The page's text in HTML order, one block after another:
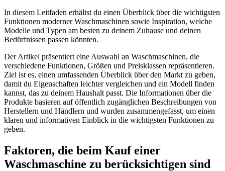
In diesem Leitfaden erhältst du einen Überblick über die wichtigsten
Funktionen moderner Waschmaschinen sowie Inspiration, welche
Modelle und Typen am besten zu deinem Zuhause und deinen
Bedürfnissen passen könnten.
Der Artikel präsentiert eine Auswahl an Waschmaschinen, die
verschiedene Funktionen, Größen und Preisklassen repräsentieren.
Ziel ist es, einen umfassenden Überblick über den Markt zu geben,
damit du Eigenschaften leichter vergleichen und ein Modell finden
kannst, das zu deinem Haushalt passt. Die Informationen über die
Produkte basieren auf öffentlich zugänglichen Beschreibungen von
Herstellern und Händlern und wurden zusammengefasst, um einen
klaren und informativen Einblick in die wichtigsten Funktionen zu
geben.
Faktoren, die beim Kauf einer
Waschmaschine zu berücksichtigen sind